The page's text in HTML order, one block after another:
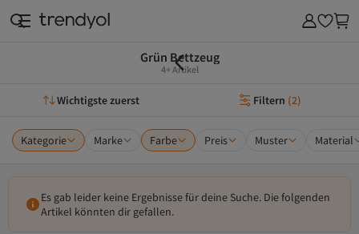
Grün Bettzeug
4+ Artikel
Wichtigste zuerst Filtern (2)
Kategorie Marke Farbe Preis Muster Material
Es gab leider keine Ergebnisse für deine Suche. Die folgenden
Artikel könnten dir gefallen.